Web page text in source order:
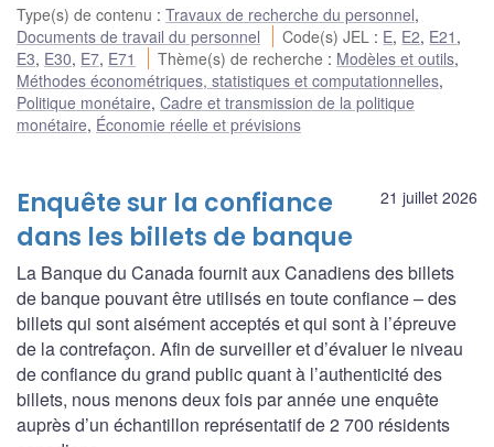
Type(s) de contenu : Travaux de recherche du personnel,
Documents de travail du personnel
Code(s) JEL : E, E2, E21 ,
E3, E30, E7, E71 Thème(s) de recherche : Modèles et outils,
Méthodes économétriques, statistiques et computationnelles,
Politique monétaire, Cadre et transmission de la politique
monétaire, Économie réelle et prévisions
21 juillet 2026
Enquête sur la confiance
dans les billets de banque
La Banque du Canada fournit aux Canadiens des billets
de banque pouvant être utilisés en toute confiance – des
billets qui sont aisément acceptés et qui sont à l’épreuve
de la contrefaçon. Afin de surveiller et d’évaluer le niveau
de confiance du grand public quant à l’authenticité des
billets, nous menons deux fois par année une enquête
auprès d’un échantillon représentatif de 2 700 résidents